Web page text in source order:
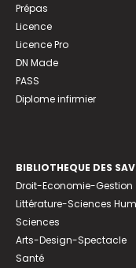
Prépas
Licence
Licence Pro
DN Made
PASS
Diplome infirmier
BIBLIOTHEQUE DES
Droit-Economie-Gestion
Littérature-Sciences
Sciences
Arts-Design-Spectacle
Santé